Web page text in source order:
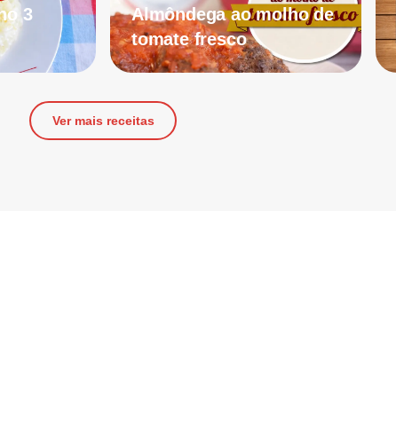
3
Almôndega ao molho de
tomate fresco
Ver mais receitas